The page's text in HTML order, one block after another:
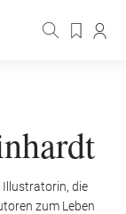
Illustratorin, die
zum Leben